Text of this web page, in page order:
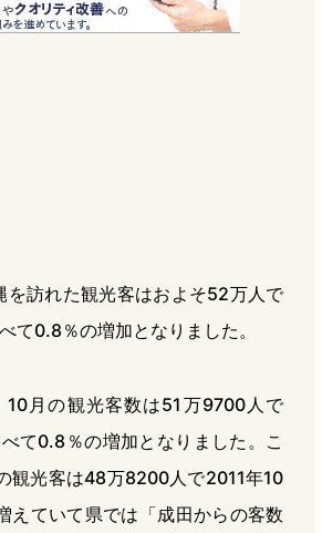
r
e
を訪れた観光客はおよそ52万人で
て0.8％の増加となりました。
10月の観光客数は51万9700人で
て0.8％の増加となりました。こ
観光客は48万8200人で2011年10
えていて県では「成田からの客数